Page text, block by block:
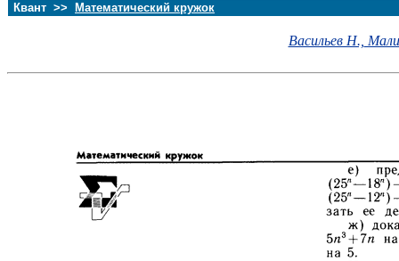
Квант >>
Математический кружок
Васильев Н.,